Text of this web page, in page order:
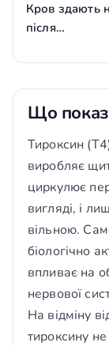
Кров здають
після…
Що
Тироксин
виробляє
циркулює
вигляді, і
вільною.
біологічно
впливає на
нервової
На відміну
тироксину